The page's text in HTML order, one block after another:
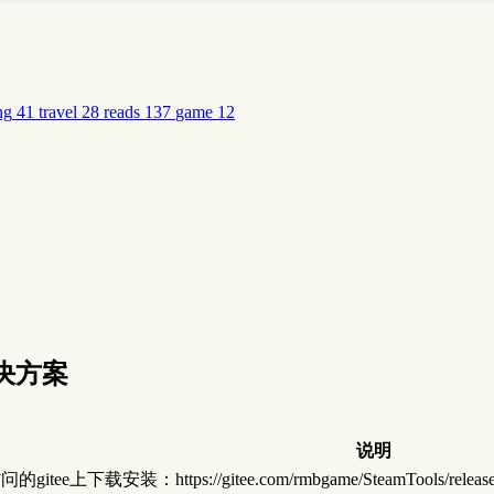
41 travel 28 reads 137 game 12
方案
说明
gitee上下载安装：https://gitee.com/rmbgame/SteamTools/